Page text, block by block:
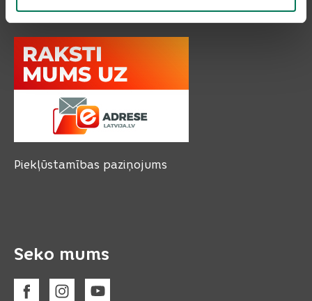
e-pasts:pasts@olaine.lv
Piekļūstamības paziņojums
Seko mums